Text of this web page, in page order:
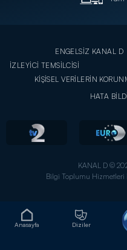
Anasayfa Diziler
ENGELSİZ KANAL D
İZLEYİCİ TEMSİLCİSİ
KİŞİSEL VERİLERİN
HATA
KANAL D ©
Bilgi Toplumu Hizmetleri